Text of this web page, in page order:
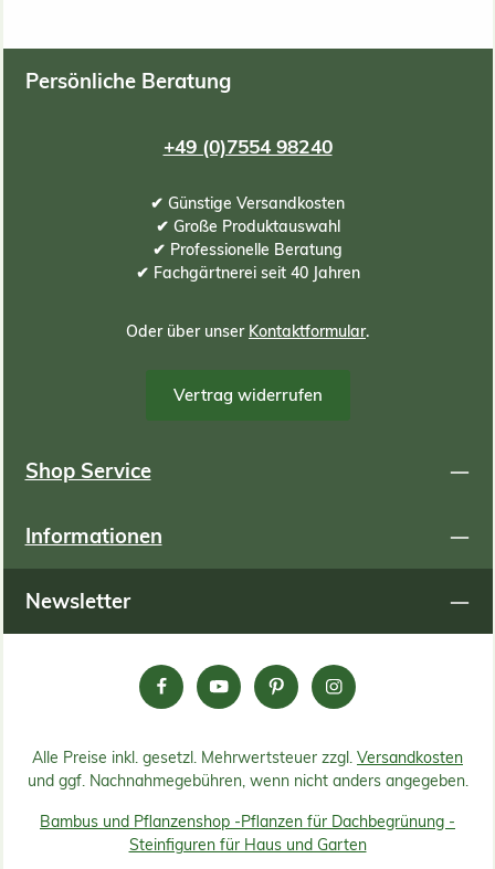
Persönliche Beratung
+49 (0)7554 98240
✔ Günstige Versandkosten
✔ Große Produktauswahl
✔ Professionelle Beratung
✔ Fachgärtnerei seit 40 Jahren
Oder über unser Kontaktformular.
Vertrag widerrufen
Shop Service
Informationen
Newsletter
Alle Preise inkl. gesetzl. Mehrwertsteuer zzgl. Versandkosten
und ggf. Nachnahmegebühren, wenn nicht anders angegeben.
Bambus und Pflanzenshop -Pflanzen für Dachbegrünung -
Steinfiguren für Haus und Garten